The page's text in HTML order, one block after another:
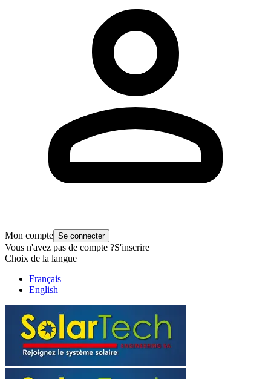
Mon compte Se connecter
Vous n'avez pas de compte ?S'inscrire
Choix de la langue
Français
English